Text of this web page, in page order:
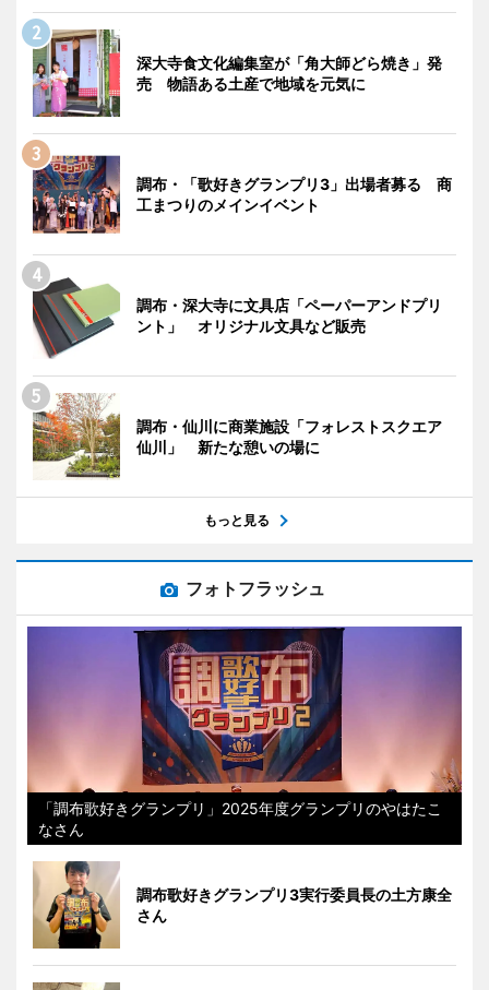
深大寺食文化編集室が「角大師どら焼き」発
売 物語ある土産で地域を元気に
調布・「歌好きグランプリ3」出場者募る 商
工まつりのメインイベント
調布・深大寺に文具店「ペーパーアンドプリ
ント」 オリジナル文具など販売
調布・仙川に商業施設「フォレストスクエア
仙川」 新たな憩いの場に
もっと見る
フォトフラッシュ
「調布歌好きグランプリ」2025年度グランプリのやはたこ
なさん
調布歌好きグランプリ3実行委員長の土方康全
さん